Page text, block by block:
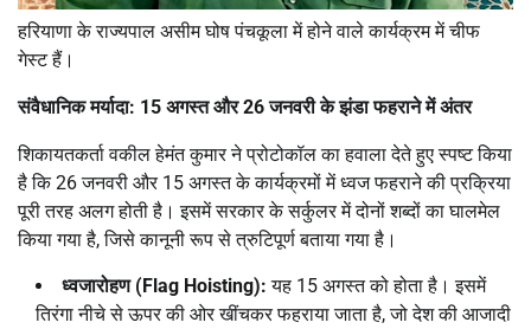
हरियाणा के राज्यपाल असीम घोष पंचकूला में होने वाले कार्यक्रम में चीफ
गेस्ट हैं।
संवैधानिक मर्यादा: 15 अगस्त और 26 जनवरी के झंडा फहराने में अंतर
शिकायतकर्ता वकील हेमंत कुमार ने प्रोटोकॉल का हवाला देते हुए स्पष्ट किया
है कि 26 जनवरी और 15 अगस्त के कार्यक्रमों में ध्वज फहराने की प्रक्रिया
पूरी तरह अलग होती है। इसमें सरकार के सर्कुलर में दोनों शब्दों का घालमेल
किया गया है, जिसे कानूनी रूप से त्रुटिपूर्ण बताया गया है।
ध्वजारोहण (Flag Hoisting): यह 15 अगस्त को होता है। इसमें
तिरंगा नीचे से ऊपर की ओर खींचकर फहराया जाता है, जो देश की आजादी